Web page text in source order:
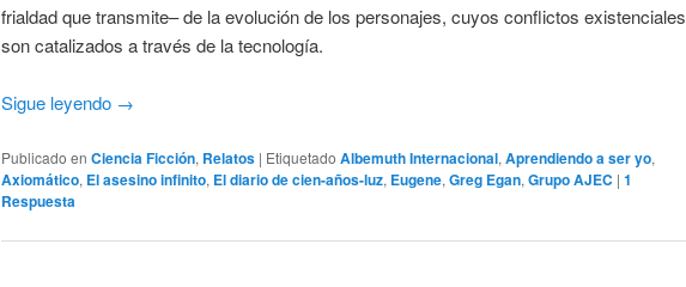
frialdad que transmite– de la evolución de los personajes, cuyos conflictos existenciales
son catalizados a través de la tecnología.
Sigue leyendo →
Publicado en Ciencia Ficción, Relatos | Etiquetado Albemuth Internacional, Aprendiendo a ser yo,
Axiomático, El asesino infinito, El diario de cien-años-luz, Eugene, Greg Egan, Grupo AJEC | 1
Respuesta